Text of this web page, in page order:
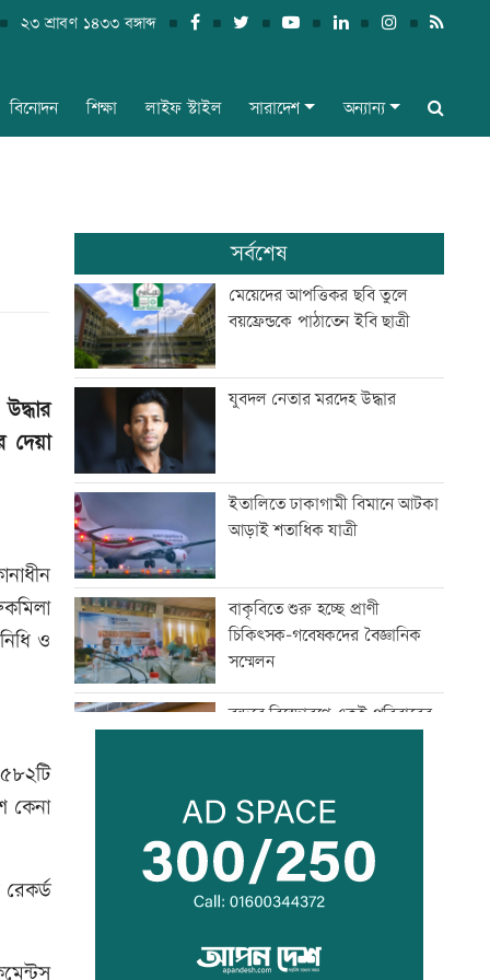
২৩ শ্রাবণ ১৪৩৩ বঙ্গাব্দ
বিনোদন শিক্ষা লাইফ স্টাইল সারাদেশ অন্যান্য
ও
কেনা
সর্বশেষ
মেয়েদের আপত্তিকর ছবি তুলে
বয়ফ্রেন্ডকে পাঠাতেন ইবি ছাত্রী
যুবদল নেতার মরদেহ উদ্ধার
ইতালিতে ঢাকাগামী বিমানে আটকা
আড়াই শতাধিক যাত্রী
বাকৃবিতে শুরু হচ্ছে প্রাণী
চিকিৎসক-গবেষকদের বৈজ্ঞানিক
সম্মেলন
বন্দরে বিস্ফোরণে একই পরিবারের
পাঁচ আর্থিক প্রতিষ্ঠান বন্ধের
অনুমোদন, রোববার প্রশাসক
নিয়োগ
স্বাভাবিক